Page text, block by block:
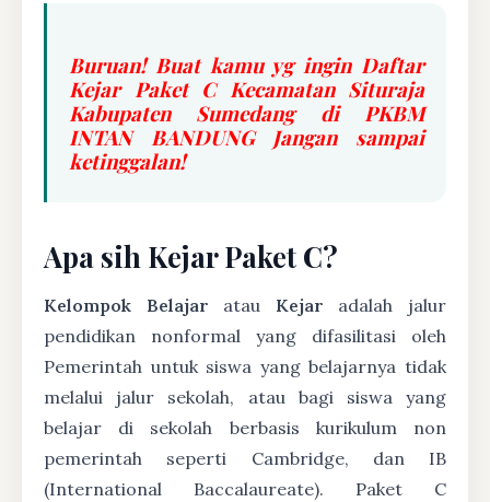
Buruan! Buat kamu yg ingin Daftar
Kejar Paket C Kecamatan Situraja
Kabupaten Sumedang di PKBM
INTAN BANDUNG Jangan sampai
ketinggalan!
Apa sih Kejar Paket C?
Kelompok Belajar atau Kejar adalah jalur
pendidikan nonformal yang difasilitasi oleh
Pemerintah untuk siswa yang belajarnya tidak
melalui jalur sekolah, atau bagi siswa yang
belajar di sekolah berbasis kurikulum non
pemerintah seperti Cambridge, dan IB
(International Baccalaureate). Paket C